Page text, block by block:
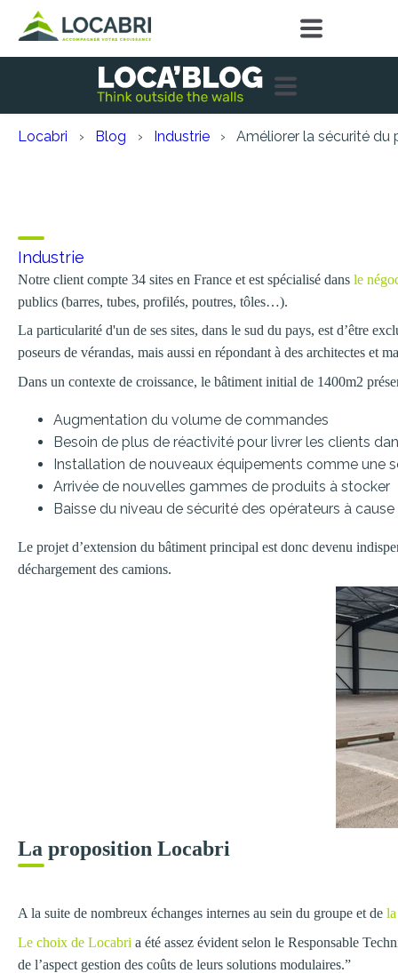
Locabri Blog Industrie Améliorer la sécurité du
Industrie
Notre client compte 34 sites en France et est spécialisé dans le
publics (barres, tubes, profilés, poutres, tôles…).
La particularité d'un de ses sites, dans le sud du pays, est d’être
poseurs de vérandas, mais aussi en répondant à des architectes et
Dans un contexte de croissance, le bâtiment initial de 1400m2
Augmentation du volume de commandes
Besoin de plus de réactivité pour livrer les clients
Installation de nouveaux équipements comme une
Arrivée de nouvelles gammes de produits à stocker
Baisse du niveau de sécurité des opérateurs à
Le projet d’extension du bâtiment principal est donc devenu
déchargement des camions.
La proposition Locabri
A la suite de nombreux échanges internes au sein du groupe et de
Le choix de Locabri a été assez évident selon le Responsable
de l’aspect gestion des coûts de leurs solutions modulaires.”